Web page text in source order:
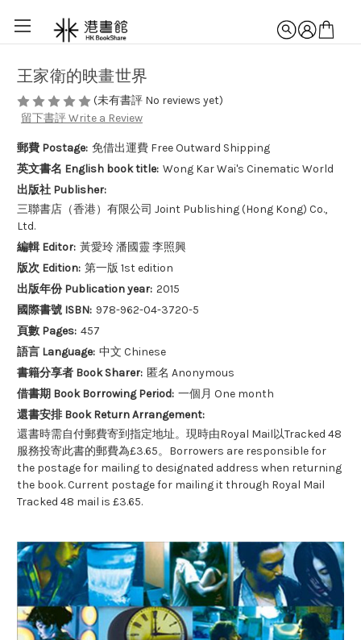
王家衛的映畫世界
(未有書評 No reviews yet)
留下書評 Write a Review
郵費 Postage: 免借出運費 Free Outward Shipping
英文書名 English book title: Wong Kar Wai's Cinematic World
出版社 Publisher:
三聯書店（香港）有限公司 Joint Publishing (Hong Kong) Co.,
Ltd.
編輯 Editor: 黃愛玲 潘國靈 李照興
版次 Edition: 第一版 1st edition
出版年份 Publication year: 2015
國際書號 ISBN: 978-962-04-3720-5
頁數 Pages: 457
語言 Language: 中文 Chinese
書籍分享者 Book Sharer: 匿名 Anonymous
借書期 Book Borrowing Period: 一個月 One month
還書安排 Book Return Arrangement:
還書時需自付郵費寄到指定地址。現時由Royal Mail以Tracked 48
服務投寄此書的郵費為£3.65。Borrowers are responsible for
the postage for mailing to designated address when returning
the book. Current postage for mailing it through Royal Mail
Tracked 48 mail is £3.65.